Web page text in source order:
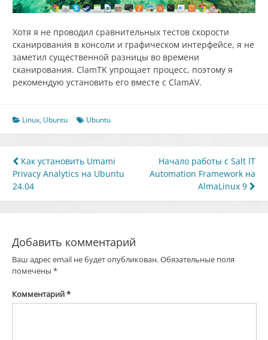
Хотя я не проводил сравнительных тестов скорости
сканирования в консоли и графическом интерфейсе, я не
заметил существенной разницы во времени
сканирования. ClamTK упрощает процесс, поэтому я
рекомендую установить его вместе с ClamAV.
Linux, Ubuntu Ubuntu
Навигация
по
записям
Как установить Umami
Privacy Analytics на Ubuntu
24.04
Начало работы с Salt IT
Automation Framework на
AlmaLinux 9
Добавить комментарий
Ваш адрес email не будет опубликован.Обязательные поля
помечены *
Комментарий*